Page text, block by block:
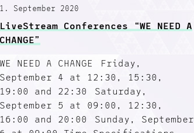
1. September 2020
LiveStream Conferences “WE NEED A
CHANGE”
WE NEED A CHANGE Friday,
September 4 at 12:30, 15:30,
19:00 and 22:30 Saturday,
September 5 at 09:00, 12:30,
16:00 and 20:00 Sunday, September